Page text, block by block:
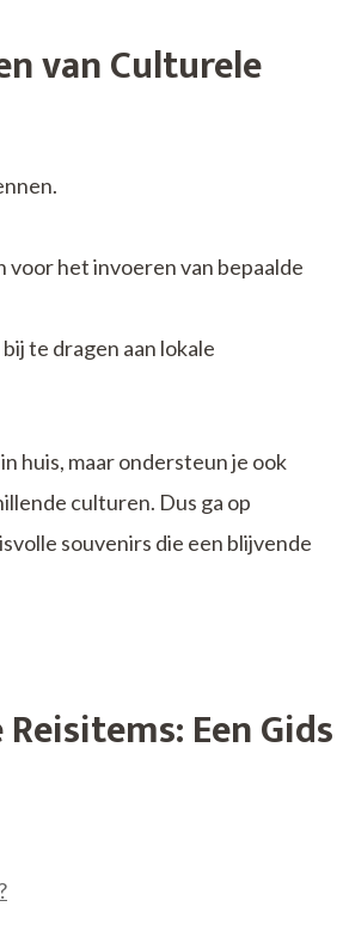
van Culturele
het invoeren van bepaalde
te dragen aan lokale
huis, maar ondersteun je ook
culturen. Dus ga op
souvenirs die een blijvende
Een Gids